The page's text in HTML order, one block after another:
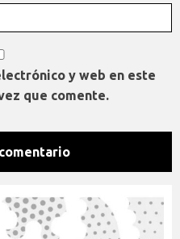
y web en este
que comente.